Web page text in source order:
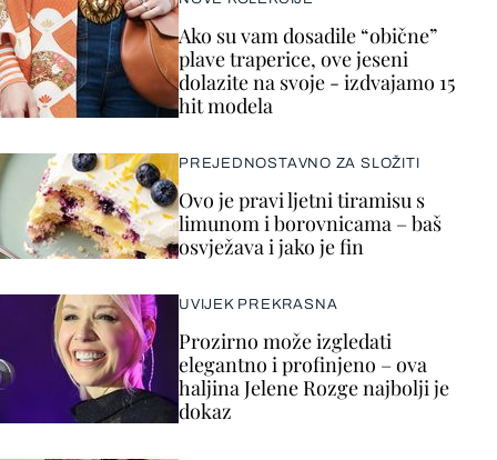
Ako su vam dosadile “obične”
plave traperice, ove jeseni
dolazite na svoje - izdvajamo 15
hit modela
PREJEDNOSTAVNO ZA SLOŽITI
Ovo je pravi ljetni tiramisu s
limunom i borovnicama – baš
osvježava i jako je fin
UVIJEK PREKRASNA
Prozirno može izgledati
elegantno i profinjeno – ova
haljina Jelene Rozge najbolji je
dokaz